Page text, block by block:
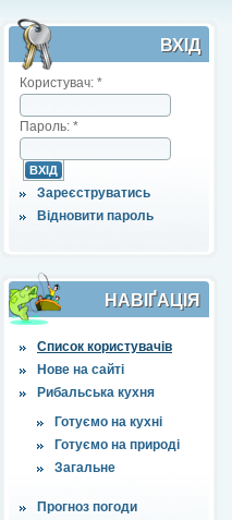
ВХІД
Користувач: *
Пароль: *
Зареєструватись
Відновити пароль
НАВІҐАЦІЯ
Список користувачів
Нове на сайті
Рибальська кухня
Готуємо на кухні
Готуємо на природі
Загальне
Прогноз погоди